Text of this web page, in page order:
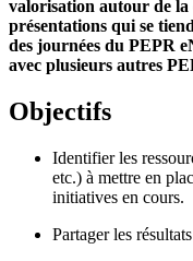
valorisation autour de
présentations qui se
des journées du PEPR
avec plusieurs autres
Objectifs
Identifier les
etc.) à mettre en
initiatives en cours.
Partager les